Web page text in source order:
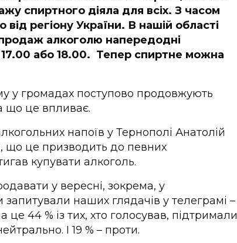
спиртного діяла для всіх. З часом
регіону України. В нашій області
алкоголю напередодні
або 18.00. Тепер спиртне можна
у громадах поступово продовжують
що це впливає.
напоїв у Тернополі Анатолій
що це призводить до певних
купувати алкоголь.
у вересні, зокрема, у
запитували наших глядачів у телеграмі –
це 44 % із тих, хто голосував, підтримали
І 19 % – проти.